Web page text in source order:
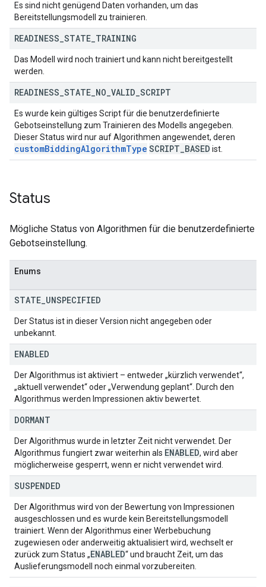
Es sind nicht genügend Daten vorhanden, um das
Bereitstellungsmodell zu trainieren.
READINESS STATE TRAINING
Das Modell wird noch trainiert und kann nicht bereitgestellt
werden.
READINESS STATE NO VALID SCRIPT
Es wurde kein gültiges Script für die benutzerdefinierte
Gebotseinstellung zum Trainieren des Modells angegeben.
Dieser Status wird nur auf Algorithmen angewendet, deren
customBiddingAlgorithmType SCRIPT BASED ist.
Status
Mögliche Status von Algorithmen für die benutzerdefinierte
Gebotseinstellung.
Enums
STATE UNSPECIFIED
Der Status ist in dieser Version nicht angegeben oder
unbekannt.
ENABLED
Der Algorithmus ist aktiviert – entweder „kürzlich verwendet“,
„aktuell verwendet“ oder „Verwendung geplant“. Durch den
Algorithmus werden Impressionen aktiv bewertet.
DORMANT
Der Algorithmus wurde in letzter Zeit nicht verwendet. Der
Algorithmus fungiert zwar weiterhin als ENABLED, wird aber
möglicherweise gesperrt, wenn er nicht verwendet wird.
SUSPENDED
Der Algorithmus wird von der Bewertung von Impressionen
ausgeschlossen und es wurde kein Bereitstellungsmodell
trainiert. Wenn der Algorithmus einer Werbebuchung
zugewiesen oder anderweitig aktualisiert wird, wechselt er
zurück zum Status „ENABLED“ und braucht Zeit, um das
Auslieferungsmodell noch einmal vorzubereiten.